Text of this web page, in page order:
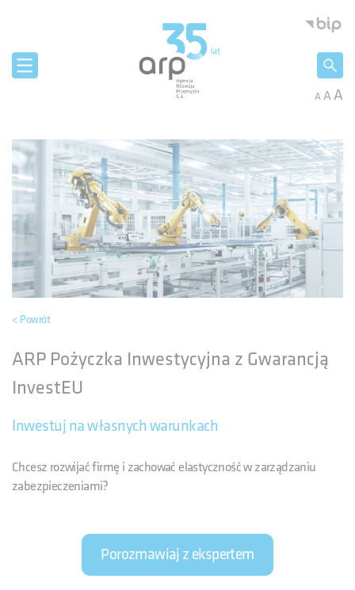
AAA
< Powrót
ARP Pożyczka Inwestycyjna z Gwarancją
InvestEU
Inwestuj na własnych warunkach
Chcesz rozwijać firmę i zachować elastyczność w zarządzaniu
zabezpieczeniami?
Porozmawiaj z ekspertem